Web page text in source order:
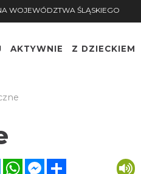
WOJEWÓDZTWA ŚLĄSKIEGO
AKTYWNIE Z DZIECKIEM
TwitterWhatsAppMessenger